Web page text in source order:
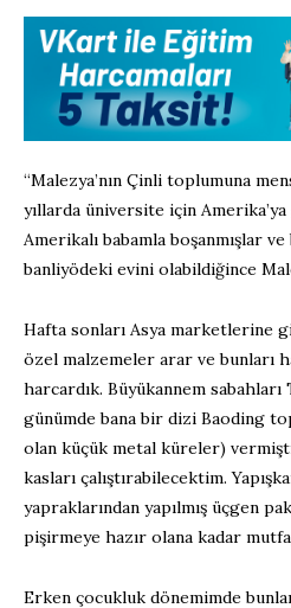
“Malezya’nın Çinli toplumuna
yıllarda üniversite için
Amerikalı babamla boşanmışlar
banliyödeki evini olabildiğince
Hafta sonları Asya marketlerine
özel malzemeler arar ve bunları
harcardık. Büyükannem sabahları
günümde bana bir dizi Baoding
olan küçük metal küreler)
kasları çalıştırabilecektim.
yapraklarından yapılmış üçgen
pişirmeye hazır olana kadar
Erken çocukluk dönemimde